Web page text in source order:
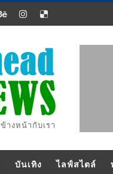
างหน้ากับเรา
บันเทิง ไลฟ์สไตล์